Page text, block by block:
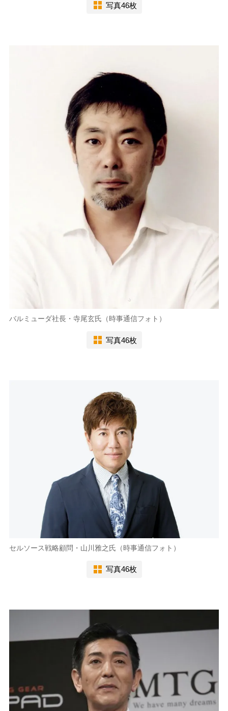
写真46枚
バルミューダ社長・寺尾玄氏（時事通信フォト）
写真46枚
セルソース戦略顧問・山川雅之氏（時事通信フォト）
写真46枚